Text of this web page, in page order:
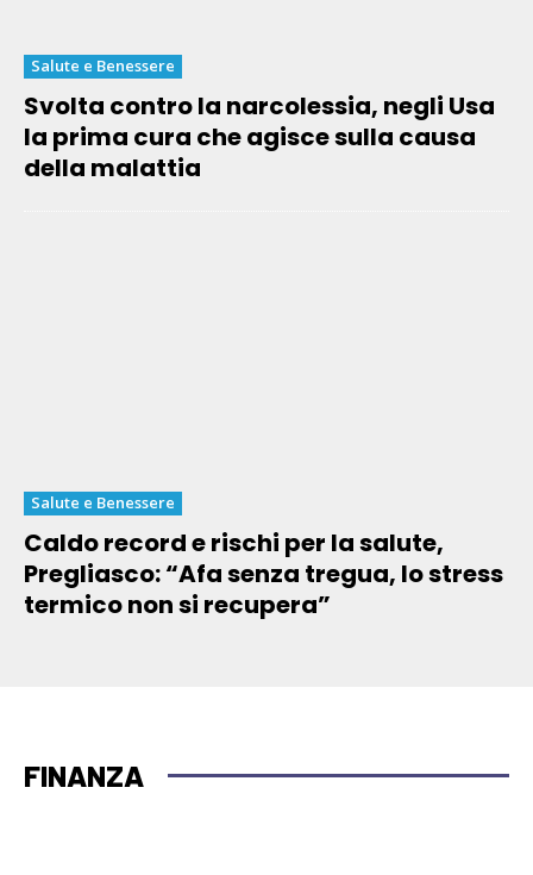
Salute e Benessere
Svolta contro la narcolessia, negli Usa
la prima cura che agisce sulla causa
della malattia
Salute e Benessere
Caldo record e rischi per la salute,
Pregliasco: “Afa senza tregua, lo stress
termico non si recupera”
FINANZA